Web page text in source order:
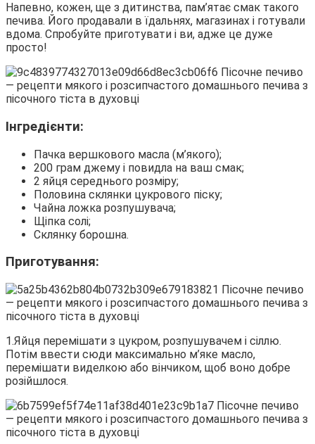
Напевно, кожен, ще з дитинства, пам’ятає смак такого
печива. Його продавали в їдальнях, магазинах і готували
вдома. Спробуйте приготувати і ви, адже це дуже
просто!
Інгредієнти:
Пачка вершкового масла (м’якого);
200 грам джему і повидла на ваш смак;
2 яйця середнього розміру;
Половина склянки цукрового піску;
Чайна ложка розпушувача;
Щіпка солі;
Склянку борошна.
Приготування:
1.Яйця перемішати з цукром, розпушувачем і сіллю.
Потім ввести сюди максимально м’яке масло,
перемішати виделкою або вінчиком, щоб воно добре
розійшлося.